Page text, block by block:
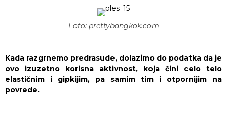
Foto: prettybangkok.com
Kada razgrnemo predrasude, dolazimo do podatka da je
ovo izuzetno korisna aktivnost, koja čini celo telo
elastičnim i gipkijim, pa samim tim i otpornijim na
povrede.